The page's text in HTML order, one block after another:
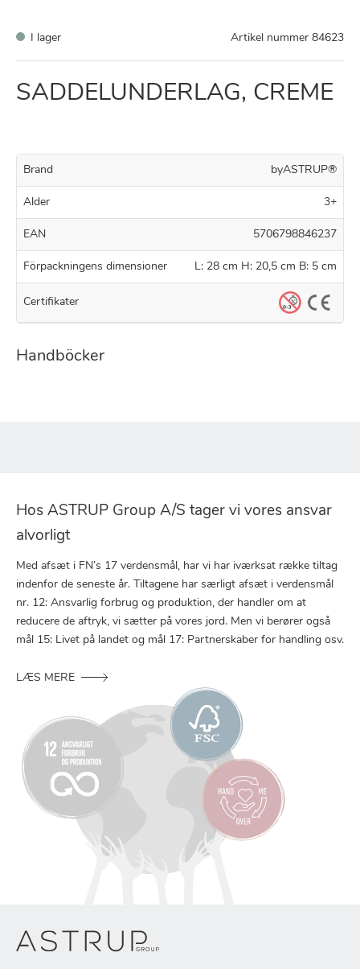
I lager Artikel nummer 84623
SADDELUNDERLAG, CREME
Brand byASTRUP®
Alder 3+
EAN 5706798846237
Förpackningens dimensioner L: 28 cm H: 20,5 cm B: 5 cm
Certifikater
Handböcker
Hos ASTRUP Group A/S tager vi vores ansvar
alvorligt
Med afsæt i FN’s 17 verdensmål, har vi har iværksat række tiltag
indenfor de seneste år. Tiltagene har særligt afsæt i verdensmål
nr. 12: Ansvarlig forbrug og produktion, der handler om at
reducere de aftryk, vi sætter på vores jord. Men vi berører også
mål 15: Livet på landet og mål 17: Partnerskaber for handling osv.
LÆS MERE